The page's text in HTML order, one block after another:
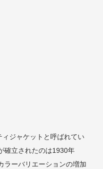
ジャケットと呼ばれてい
確立されたのは1930年
ラーバリエーションの増加